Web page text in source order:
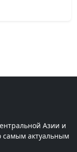
Азии и
самым актуальным